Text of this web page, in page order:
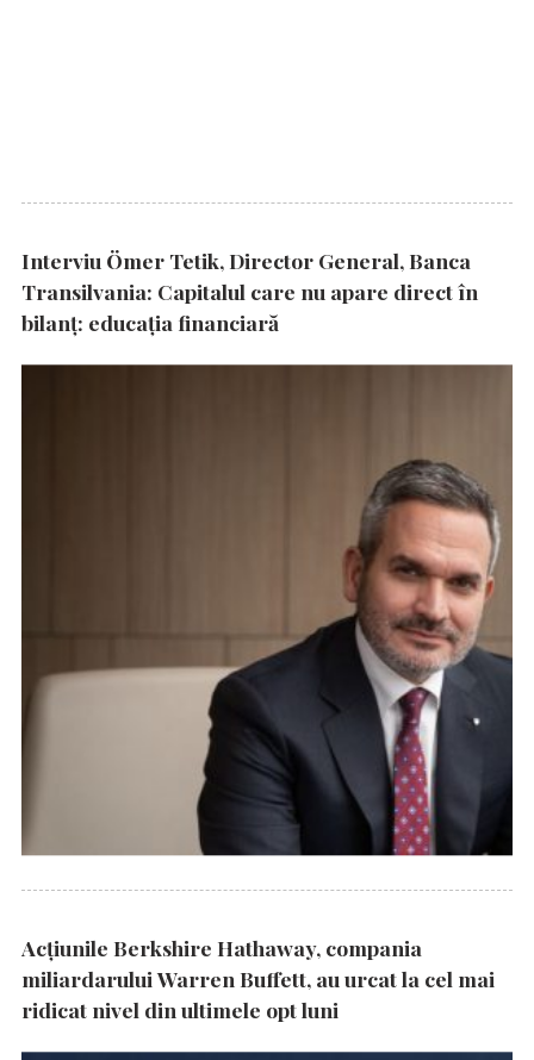
Interviu Ömer Tetik, Director General, Banca
Transilvania: Capitalul care nu apare direct în
bilanț: educația financiară
Acțiunile Berkshire Hathaway, compania
miliardarului Warren Buffett, au urcat la cel mai
ridicat nivel din ultimele opt luni